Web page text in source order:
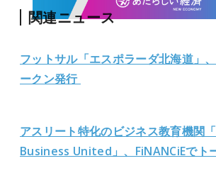
関連ニュース
フットサル「エスポラーダ北海道」
ークン発行
アスリート特化のビジネス教育機関
Business United」、FiNANCiEでト